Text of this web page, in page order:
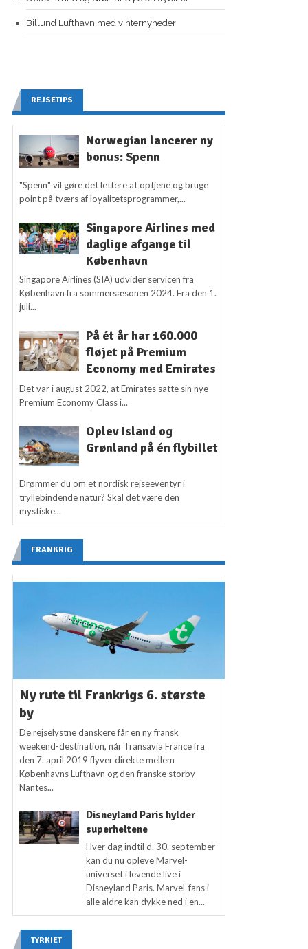
Billund Lufthavn med vinternyheder
REJSETIPS
Norwegian lancerer ny
bonus: Spenn
"Spenn" vil gøre det lettere at optjene og bruge
point på tværs af loyalitetsprogrammer,...
Singapore Airlines med
daglige afgange til
København
Singapore Airlines (SIA) udvider servicen fra
København fra sommersæsonen 2024. Fra den 1.
juli...
På ét år har 160.000
fløjet på Premium
Economy med Emirates
Det var i august 2022, at Emirates satte sin nye
Premium Economy Class i...
Oplev Island og
Grønland på én flybillet
Drømmer du om et nordisk rejseeventyr i
tryllebindende natur? Skal det være den
mystiske...
FRANKRIG
Ny rute til Frankrigs 6. største
by
De rejselystne danskere får en ny fransk
weekend-destination, når Transavia France fra
den 7. april 2019 flyver direkte mellem
Københavns Lufthavn og den franske storby
Nantes...
Disneyland Paris hylder
superheltene
Hver dag indtil d. 30. september
kan du nu opleve Marvel-
universet i levende live i
Disneyland Paris. Marvel-fans i
alle aldre kan dykke ned i en...
TYRKIET